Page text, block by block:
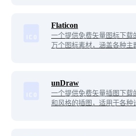
Flaticon
一个提供免费矢量图标下载
万个图标素材，涵盖各种主
轻松找到所需的图标素材。
unDraw
一个提供免费矢量插图下载
和风格的插图，适用于各种